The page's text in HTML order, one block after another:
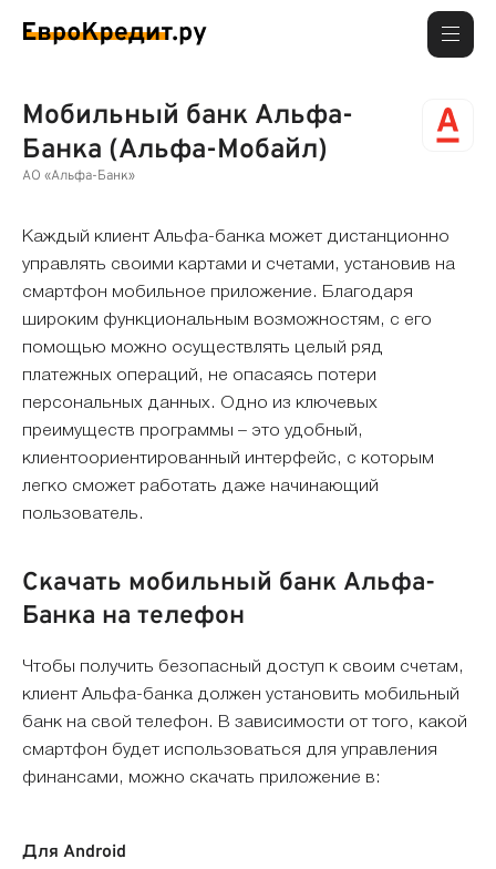
Мобильный банк Альфа-
Банка (Альфа-Мобайл)
АО «Альфа-Банк»
Каждый клиент Альфа-банка может дистанционно
управлять своими картами и счетами, установив на
смартфон мобильное приложение. Благодаря
широким функциональным возможностям, с его
помощью можно осуществлять целый ряд
платежных операций, не опасаясь потери
персональных данных. Одно из ключевых
преимуществ программы – это удобный,
клиентоориентированный интерфейс, с которым
легко сможет работать даже начинающий
пользователь.
Скачать мобильный банк Альфа-
Банка на телефон
Чтобы получить безопасный доступ к своим счетам,
клиент Альфа-банка должен установить мобильный
банк на свой телефон. В зависимости от того, какой
смартфон будет использоваться для управления
финансами, можно скачать приложение в:
Для Android